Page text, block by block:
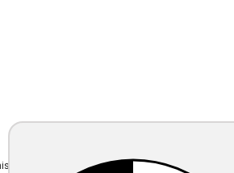
Valiz 2523L